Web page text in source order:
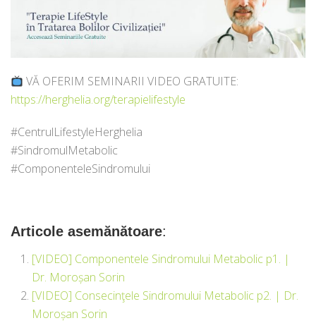
VĂ OFERIM SEMINARII VIDEO GRATUITE:
https://herghelia.org/terapielifestyle​
#CentrulLifestyleHerghelia
#SindromulMetabolic
#ComponenteleSindromului
Articole asemănătoare:
[VIDEO] Componentele Sindromului Metabolic p1. |
Dr. Moroșan Sorin
[VIDEO] Consecinţele Sindromului Metabolic p2. | Dr.
Moroșan Sorin